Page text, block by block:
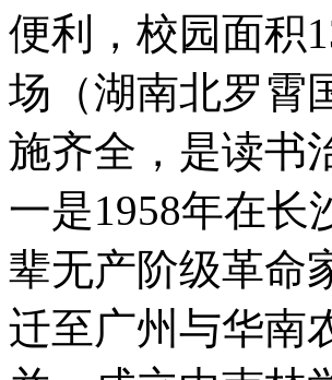
便利，校园面积
场（湖南北罗霄
施齐全，是读
一是1958年在长
辈无产阶级革命
迁至广州与华南